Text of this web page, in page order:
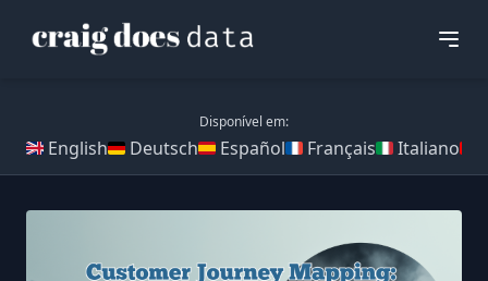
Disponível em:
English Deutsch Español Français Italiano